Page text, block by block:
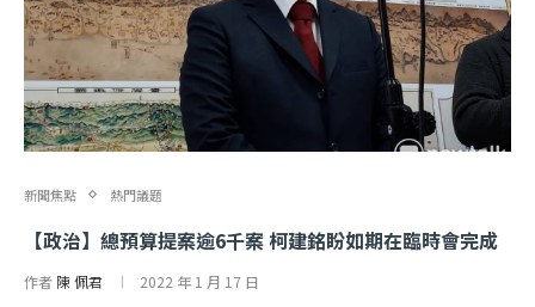
新聞焦點 熱門議題
【政治】總預算提案逾6千案 柯建銘盼如期在臨時會完成
作者 陳 佩君 2022 年 1 月 17 日